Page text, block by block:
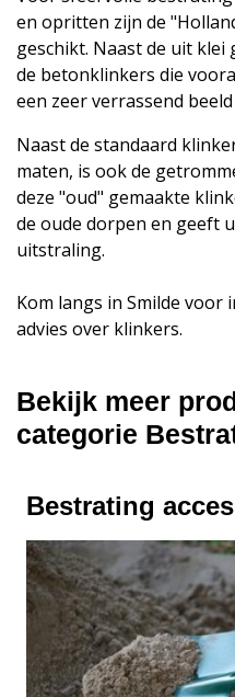
en opritten zijn de
geschikt. Naast de uit
de betonklinkers die
een zeer verrassend
Naast de standaard
maten, is ook de
deze "oud" gemaakte
de oude dorpen en geeft
uitstraling.
Kom langs in Smilde voor
advies over klinkers.
Bekijk meer
categorie
Bestrating